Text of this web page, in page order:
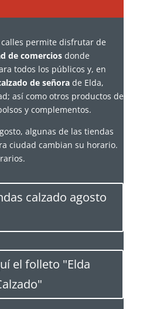
permite disfrutar de
de comerciosdonde
todos los públicos y, en
de señorade Elda,
así como otros productos de
y complementos.
algunas de las tiendas
ciudad cambian su horario.
calzado agosto
el folleto "Elda